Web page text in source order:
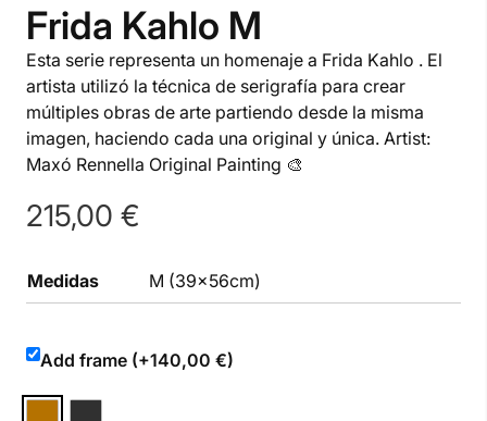
Frida Kahlo M
Esta serie representa un homenaje a Frida Kahlo . El
artista utilizó la técnica de serigrafía para crear
múltiples obras de arte partiendo desde la misma
imagen, haciendo cada una original y única. Artist:
Maxó Rennella Original Painting 🎨
215,00 €
Medidas M (39x56cm)
Add frame (+140,00 €)